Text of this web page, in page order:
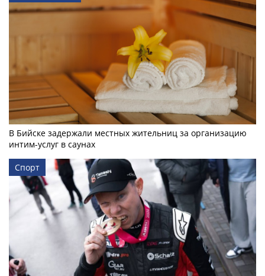
В Бийске задержали местных жительниц за организацию
интим-услуг в саунах
Спорт